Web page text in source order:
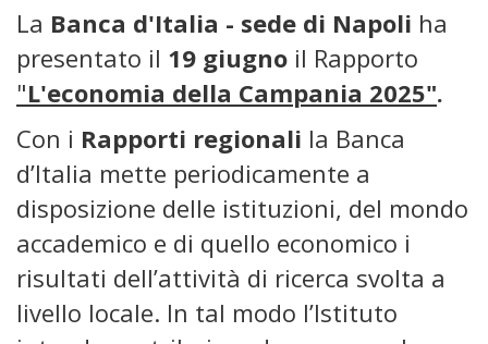
La Banca d'Italia - sede di Napoli ha
presentato il 19 giugno il Rapporto
"L'economia della Campania 2025".
Con i Rapporti regionali la Banca
d’Italia mette periodicamente a
disposizione delle istituzioni, del mondo
accademico e di quello economico i
risultati dell’attività di ricerca svolta a
livello locale. In tal modo l’Istituto